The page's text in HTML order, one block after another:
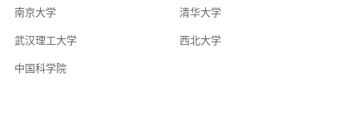
南京大学
清华大学
武汉理工大学
西北大学
中国科学院